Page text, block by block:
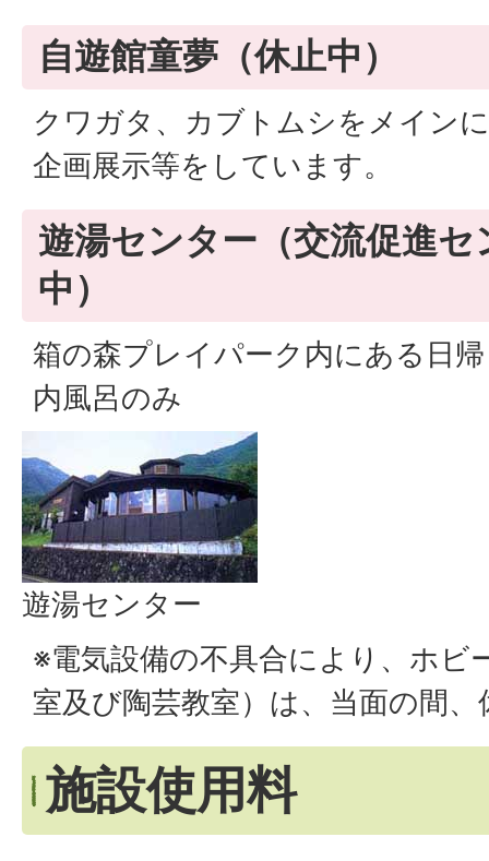
自遊館童夢（休止中）
クワガタ、カブトムシをメイン
企画展示等をしています。
遊湯センター（交流促進セ
中）
箱の森プレイパーク内にある日
内風呂のみ
遊湯センター
※電気設備の不具合により、ホビ
室及び陶芸教室）は、当面の間
施設使用料